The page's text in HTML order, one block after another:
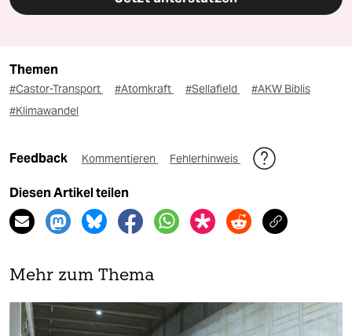
Themen
#Castor-Transport #Atomkraft #Sellafield
#AKW Biblis
#Klimawandel
Feedback Kommentieren Fehlerhinweis
Diesen Artikel teilen
Mehr zum Thema